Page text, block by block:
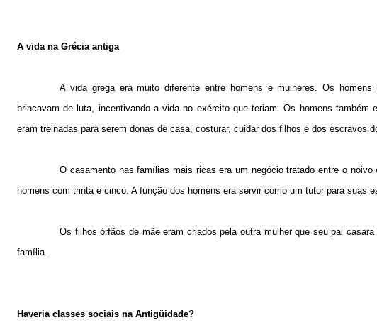
A vida na Grécia antiga
A vida grega era muito diferente entre homens e mulheres. Os
brincavam de luta, incentivando a vida no exército que teriam. Os homens
eram treinadas para serem donas de casa, costurar, cuidar dos filhos e dos escravos
O casamento nas famílias mais ricas era um negócio tratado entre o
homens com trinta e cinco. A função dos homens era servir como um tutor para suas
Os filhos órfãos de mãe eram criados pela outra mulher que seu pai
família.
Haveria classes sociais na Antigüidade?